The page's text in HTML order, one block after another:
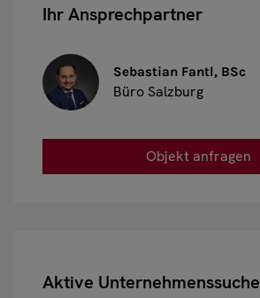
Ihr Ansprechpartner
Sebastian Fantl, BSc
Büro Salzburg
Objekt anfragen
Aktive Unternehmenssuche